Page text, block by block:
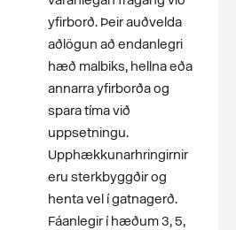
yfirborð. Þeir auðvelda
aðlögun að endanlegri
hæð malbiks, hellna eða
annarra yfirborða og
spara tíma við
uppsetningu.
Upphækkunarhringirnir
eru sterkbyggðir og
henta vel í gatnagerð.
Fáanlegir í hæðum 3, 5,